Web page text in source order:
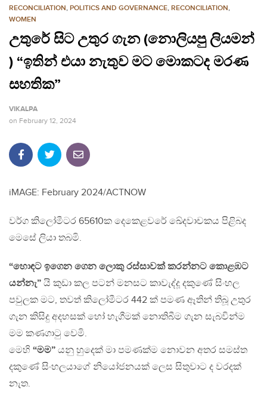
RECONCILIATION, POLITICS AND GOVERNANCE, RECONCILIATION,
WOMEN
උතුරේ සිට උතුර ගැන (නොලියපු ලියමන්
) “ඉතින් එයා නැතුව මට මොකටද මරණ
සහතික”
VIKALPA
on February 12, 2024
iMAGE: February 2024/ACTNOW
වර්ග කිලෝමීටර 65610ක දෙකෙළවරේ ඛේදවාචකය පිළිබද
මෙසේ ලියා තබමි.
“හොඳට ඉගෙන ගෙන ලොකු රස්සාවක් කරන්නට කොළඹට
යන්නැ” යි කුඩා කල පටන් මනසට කාවැද්දූ දකුණේ සිංහල
පවුලක මට, තවත් කිලෝමීටර 442 ක් පමණ ඈතින් තිබූ උතුර
ගැන කිසිදු අදහසක් හෝ හැගීමක් නොතිබීම ගැන සැබවින්ම
මම කණගාටු වෙමි.
මෙහි “මම” යනු හුදෙක් මා පමණක්ම නොවන අතර සමස්ත
දකුණේ සිංහලයාගේ නියෝජනයක් ලෙස සිතුවාට ද වරදක්
නැත.